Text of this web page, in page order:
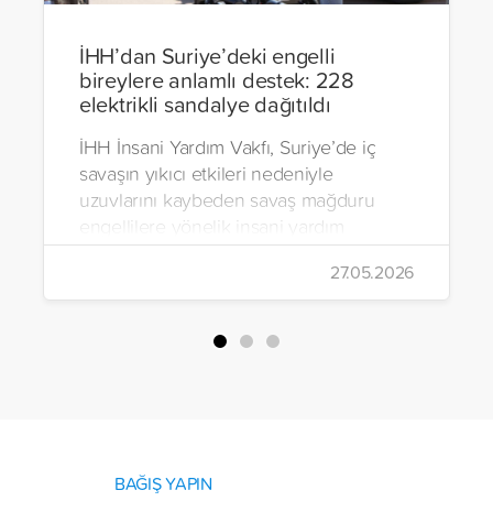
İHH’dan Suriye’deki engelli
bireylere anlamlı destek: 228
elektrikli sandalye dağıtıldı
İHH İnsani Yardım Vakfı, Suriye’de iç
savaşın yıkıcı etkileri nedeniyle
uzuvlarını kaybeden savaş mağduru
engellilere yönelik insani yardım
çalışmalarını aralıksız sürdürüyor. Vakıf,
yürütülen son projeyle Suriye’nin Şam,
Halep, Hama, Humus ve İdlib
bölgelerinde zor şartlarda yaşayan
27.05.2026
BAĞIŞ YAPIN